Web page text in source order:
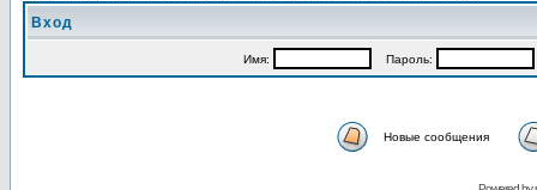
Вход
Имя: Пароль:
Новые сообщения